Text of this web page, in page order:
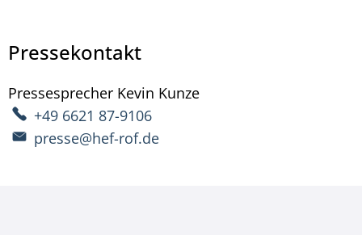
Pressekontakt
Pressesprecher Kevin Kunze
+49 6621 87-9106
presse@hef-rof.de